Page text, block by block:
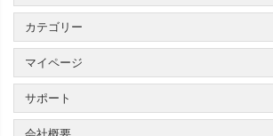
カテゴリー
マイページ
サポート